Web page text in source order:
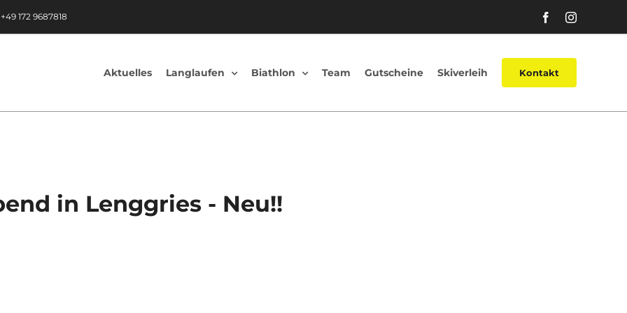
+49 172 9687818 FacebookInstagram
Aktuelles Langlaufen Biathlon Team Gutscheine Skiverleih Kontakt
in Lenggries - Neu!!